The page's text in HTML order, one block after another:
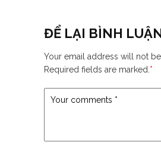
ĐỂ LẠI BÌNH
Your email address will not
Required fields are marked.*